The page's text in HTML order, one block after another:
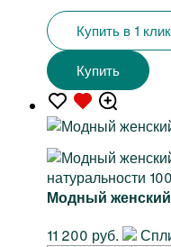
Купить в 1 клик
Купить
натуральности
Модный женский
11 200 руб.